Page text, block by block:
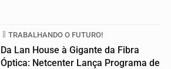
TRABALHANDO O FUTURO!
Da Lan House à Gigante da Fibra
Óptica: Netcenter Lança Programa de